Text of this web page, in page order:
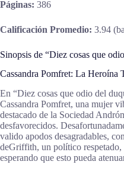
Páginas: 386
Calificación Promedio: 3.94
Sinopsis de “Diez cosas que
Cassandra Pomfret: La Heroína
En “Diez cosas que odio del
Cassandra Pomfret, una mujer
destacado de la Sociedad
desfavorecidos.
valido apodos desagradables,
deGriffith, un político respetado,
esperando que esto pueda